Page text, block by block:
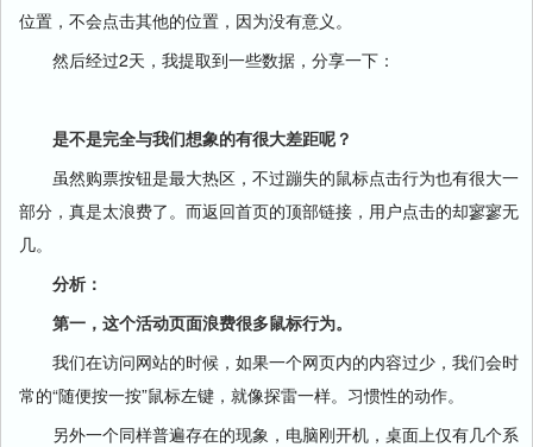
位置，不会点击其他的位置，因为没有意义。
然后经过2天，我提取到一些数据，分享一下：
是不是完全与我们想象的有很大差距呢？
虽然购票按钮是最大热区，不过蹦失的鼠标点击行为也有很大一
部分，真是太浪费了。而返回首页的顶部链接，用户点击的却寥寥无
几。
分析：
第一，这个活动页面浪费很多鼠标行为。
我们在访问网站的时候，如果一个网页内的内容过少，我们会时
常的“随便按一按”鼠标左键，就像探雷一样。习惯性的动作。
另外一个同样普遍存在的现象，电脑刚开机，桌面上仅有几个系